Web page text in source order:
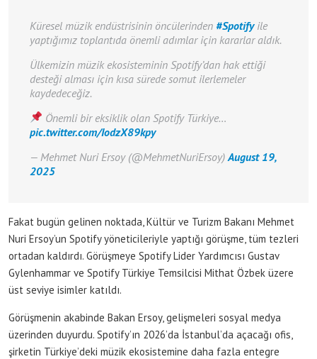
Küresel müzik endüstrisinin öncülerinden #Spotifyile
yaptığımız toplantıda önemli adımlar için kararlar aldık.
Ülkemizin müzik ekosisteminin Spotify’dan hak ettiği
desteği alması için kısa sürede somut ilerlemeler
kaydedeceğiz.
Önemli bir eksiklik olan Spotify Türkiye…
pic.twitter.com/IodzX89kpy
— Mehmet Nuri Ersoy (@MehmetNuriErsoy) August 19,
2025
Fakat bugün gelinen noktada, Kültür ve Turizm Bakanı Mehmet
Nuri Ersoy’un Spotify yöneticileriyle yaptığı görüşme, tüm tezleri
ortadan kaldırdı. Görüşmeye Spotify Lider Yardımcısı Gustav
Gylenhammar ve Spotify Türkiye Temsilcisi Mithat Özbek üzere
üst seviye isimler katıldı.
Görüşmenin akabinde Bakan Ersoy, gelişmeleri sosyal medya
üzerinden duyurdu. Spotify’ın 2026’da İstanbul’da açacağı ofis,
şirketin Türkiye’deki müzik ekosistemine daha fazla entegre